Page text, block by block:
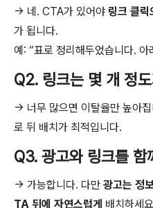
→ 네. CTA가 있어야 링크 클릭
가 됩니다.
예: “표로 정리해두었습니다.
Q2. 링크는 몇 개 정
→ 너무 많으면 이탈율만 높아
로 뒤 배치가 최적입니다.
Q3. 광고와 링크를 함
→ 가능합니다. 다만 광고는 정
TA 뒤에 자연스럽게 배치하세